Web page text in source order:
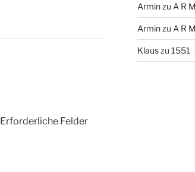
Erforderliche Felder
Arminzu A R
Arminzu A R
Klauszu 1551